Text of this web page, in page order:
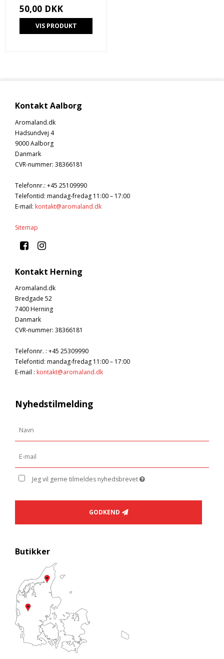
50,00 DKK
VIS PRODUKT
Kontakt Aalborg
Aromaland.dk
Hadsundvej 4
9000 Aalborg
Danmark
CVR-nummer: 38366181
Telefonnr.: +45 25109990
Telefontid: mandag-fredag 11:00 – 17:00
E-mail: kontakt@aromaland.dk
Sitemap
Kontakt Herning
Aromaland.dk
Bredgade 52
7400 Herning
Danmark
CVR-nummer: 38366181
Telefonnr. : +45 25309990
Telefontid: mandag-fredag 11:00 – 17:00
E-mail : kontakt@aromaland.dk
Nyhedstilmelding
Jeg vil gerne tilmeldes nyhedsbrevet
GODKEND
Butikker